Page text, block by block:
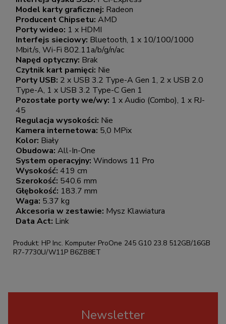
Model karty graficznej: Radeon
Producent Chipsetu: AMD
Porty wideo: 1 x HDMI
Interfejs sieciowy: Bluetooth, 1 x 10/100/1000
Mbit/s, Wi-Fi 802.11a/b/g/n/ac
Napęd optyczny: Brak
Czytnik kart pamięci: Nie
Porty USB: 2 x USB 3.2 Type-A Gen 1, 2 x USB 2.0
Type-A, 1 x USB 3.2 Type-C Gen 1
Pozostałe porty we/wy: 1 x Audio (Combo), 1 x RJ-
45
Regulacja wysokości: Nie
Kamera internetowa: 5,0 MPix
Kolor: Biały
Obudowa: All-In-One
System operacyjny: Windows 11 Pro
Wysokość: 419 cm
Szerokość: 540.6 mm
Głębokość: 183.7 mm
Waga: 5.37 kg
Akcesoria w zestawie: Mysz Klawiatura
Data Act: Link
Produkt: HP Inc. Komputer ProOne 245 G10 23.8 512GB/16GB
R7-7730U/W11P B6ZB8ET
Newsletter